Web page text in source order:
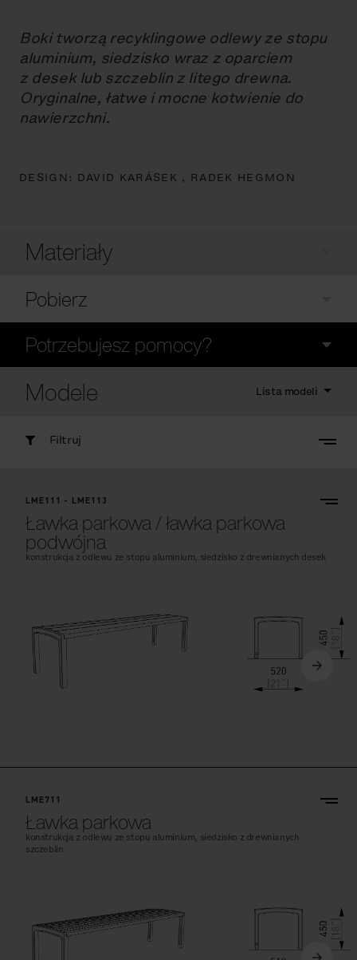
Boki tworzą recyklingowe odlewy ze stopu
aluminium, siedzisko wraz z oparciem
z desek lub szczeblin z litego drewna.
Oryginalne, łatwe i mocne kotwienie do
nawierzchni.
DESIGN: DAVID KARÁSEK , RADEK HEGMON
Materiały
Pobierz
Potrzebujesz pomocy?
Modele Lista modeli
Filtruj
LME111 - LME113
Ławka parkowa / ławka parkowa
podwójna
konstrukcja z odlewu ze stopu aluminium, siedzisko z drewnianych desek
LME711
Ławka parkowa
konstrukcja z odlewu ze stopu aluminium, siedzisko z drewnianych
szczeblin